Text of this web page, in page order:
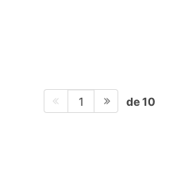
1 de 10